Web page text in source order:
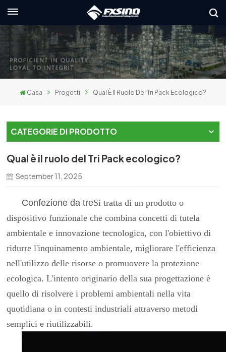
語
국의
Casa Progetti Qual È Il Ruolo Del Tri Pack Ecologico?
CATEGORIE DI PRODOTTO
Qual è il ruolo del Tri Pack ecologico?
September 11, 2025
Confezione da treSi tratta di un prodotto o
dispositivo funzionale che combina concetti di tutela
ambientale e innovazione tecnologica, con l'obiettivo di
ridurre l'inquinamento ambientale, migliorare l'efficienza
nell'utilizzo delle risorse o promuovere la protezione
ecologica. L'intento originario della sua progettazione è
quello di risolvere i problemi ambientali nella vita
quotidiana o in contesti industriali attraverso metodi
semplici e riutilizzabili.